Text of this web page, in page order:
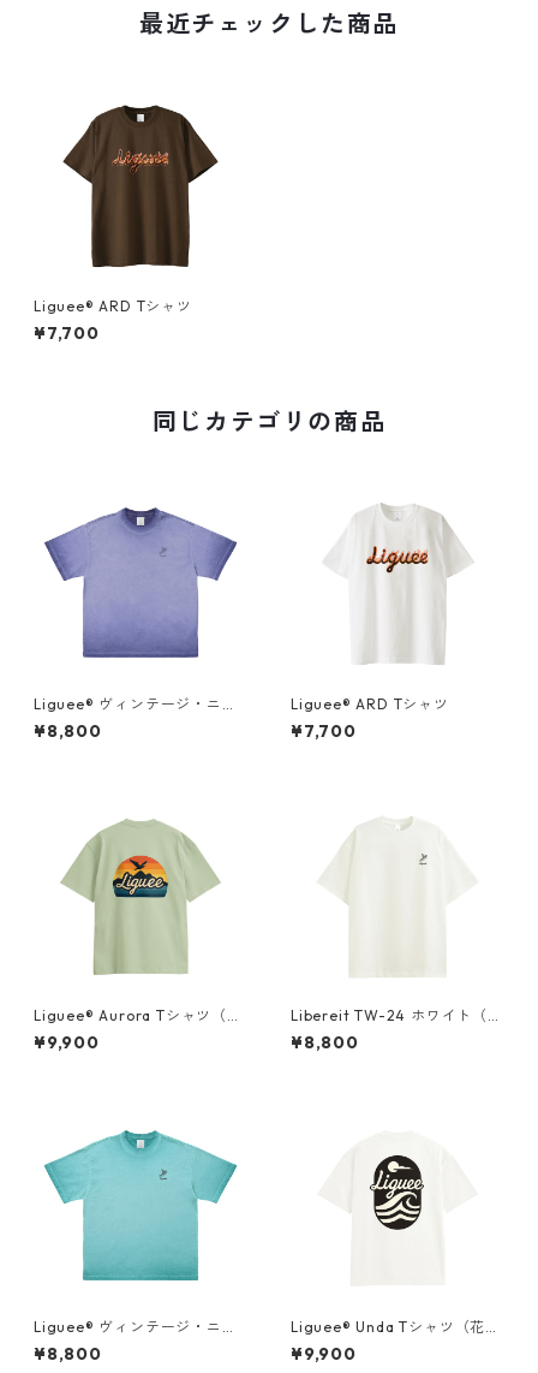
最近チェックした商品
Liguee®️ ARD Tシャツ
¥7,700
同じカテゴリの商品
Liguee®️ ヴィンテージ・ニュ
アンス Tシャツ（刺繍ロゴ）マ
リンブルー
¥8,800
Liguee®️ ARD Tシャツ
¥7,700
Liguee®️ Aurora Tシャツ（胸
ロゴ刺繍&バックプリント）
¥9,900
Libereit TW-24 ホワイト（刺
繍）
¥8,800
Liguee®️ ヴィンテージ・ニュ
アンス Tシャツ（刺繍ロゴ）タ
ーコイズブルー
¥8,800
Liguee®️ Unda Tシャツ（花ロ
ゴ刺繍&バックプリント）
¥9,900